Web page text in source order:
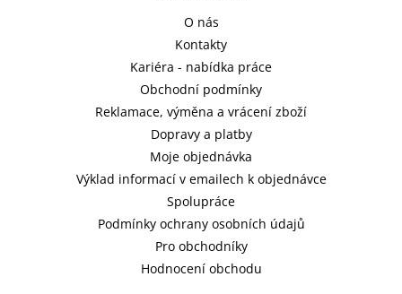
O nás
Kontakty
Kariéra - nabídka práce
Obchodní podmínky
Reklamace, výměna a vrácení zboží
Dopravy a platby
Moje objednávka
Výklad informací v emailech k objednávce
Spolupráce
Podmínky ochrany osobních údajů
Pro obchodníky
Hodnocení obchodu